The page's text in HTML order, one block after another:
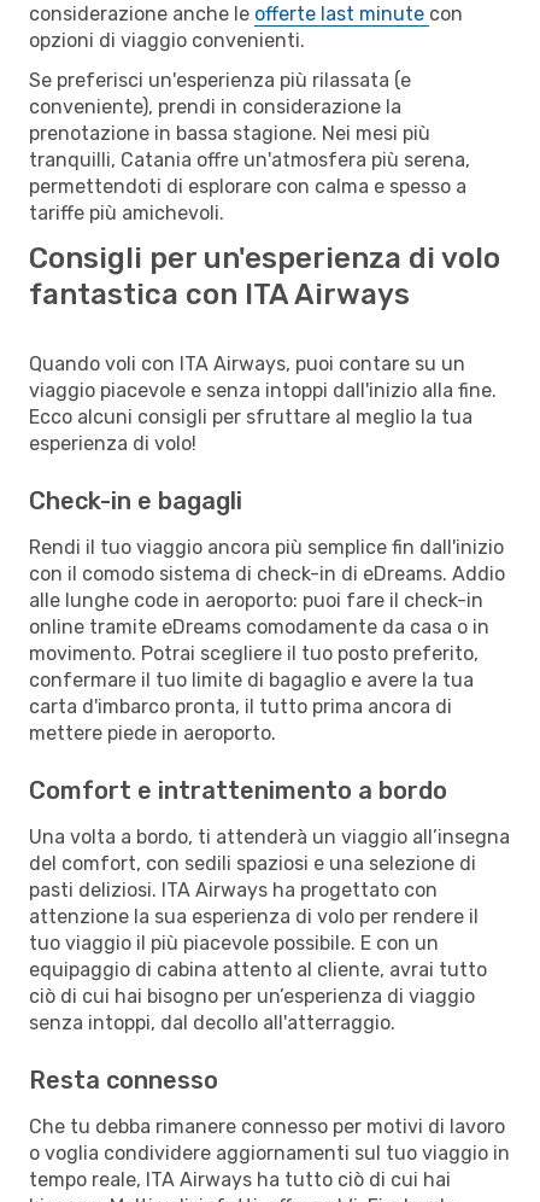
considerazione anche le offerte last minute con
opzioni di viaggio convenienti.
Se preferisci un'esperienza più rilassata (e
conveniente), prendi in considerazione la
prenotazione in bassa stagione. Nei mesi più
tranquilli, Catania offre un'atmosfera più serena,
permettendoti di esplorare con calma e spesso a
tariffe più amichevoli.
Consigli per un'esperienza di volo
fantastica con ITA Airways
Quando voli con ITA Airways, puoi contare su un
viaggio piacevole e senza intoppi dall'inizio alla fine.
Ecco alcuni consigli per sfruttare al meglio la tua
esperienza di volo!
Check-in e bagagli
Rendi il tuo viaggio ancora più semplice fin dall'inizio
con il comodo sistema di check-in di eDreams. Addio
alle lunghe code in aeroporto: puoi fare il check-in
online tramite eDreams comodamente da casa o in
movimento. Potrai scegliere il tuo posto preferito,
confermare il tuo limite di bagaglio e avere la tua
carta d'imbarco pronta, il tutto prima ancora di
mettere piede in aeroporto.
Comfort e intrattenimento a bordo
Una volta a bordo, ti attenderà un viaggio all’insegna
del comfort, con sedili spaziosi e una selezione di
pasti deliziosi. ITA Airways ha progettato con
attenzione la sua esperienza di volo per rendere il
tuo viaggio il più piacevole possibile. E con un
equipaggio di cabina attento al cliente, avrai tutto
ciò di cui hai bisogno per un’esperienza di viaggio
senza intoppi, dal decollo all'atterraggio.
Resta connesso
Che tu debba rimanere connesso per motivi di lavoro
o voglia condividere aggiornamenti sul tuo viaggio in
tempo reale, ITA Airways ha tutto ciò di cui hai